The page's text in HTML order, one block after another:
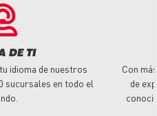
DE TI
idioma de nuestros
sucursales en todo el
Con
de